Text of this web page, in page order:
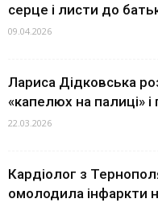
серце і листи до
09.04.2026
Лариса Дідковська
«капелюх на палиці» і
22.03.2026
Кардіолог з
омолодила інфаркти